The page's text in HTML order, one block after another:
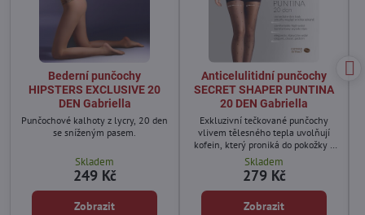
Bederní punčochy
HIPSTERS EXCLUSIVE 20
DEN Gabriella
Punčochové kalhoty z lycry, 20 den
se sníženým pasem.
Skladem
249 Kč
Zobrazit
Anticelulitidní punčochy
SECRET SHAPER PUNTINA
20 DEN Gabriella
Exkluzivní tečkované punčochy
vlivem tělesného tepla uvolňují
kofein, který proniká do pokožky a
pomáhá redukovat celulitidu.
Skladem
279 Kč
Zobrazit